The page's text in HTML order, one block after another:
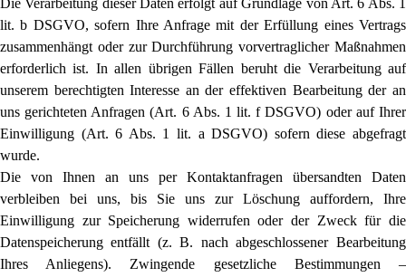
Die Verarbeitung dieser Daten erfolgt auf Grundlage von Art. 6 Abs. 1
lit. b DSGVO, sofern Ihre Anfrage mit der Erfüllung eines Vertrags
zusammenhängt oder zur Durchführung vorvertraglicher Maßnahmen
erforderlich ist. In allen übrigen Fällen beruht die Verarbeitung auf
unserem berechtigten Interesse an der effektiven Bearbeitung der an
uns gerichteten Anfragen (Art. 6 Abs. 1 lit. f DSGVO) oder auf Ihrer
Einwilligung (Art. 6 Abs. 1 lit. a DSGVO) sofern diese abgefragt
wurde.
Die von Ihnen an uns per Kontaktanfragen übersandten Daten
verbleiben bei uns, bis Sie uns zur Löschung auffordern, Ihre
Einwilligung zur Speicherung widerrufen oder der Zweck für die
Datenspeicherung entfällt (z. B. nach abgeschlossener Bearbeitung
Ihres Anliegens). Zwingende gesetzliche Bestimmungen –